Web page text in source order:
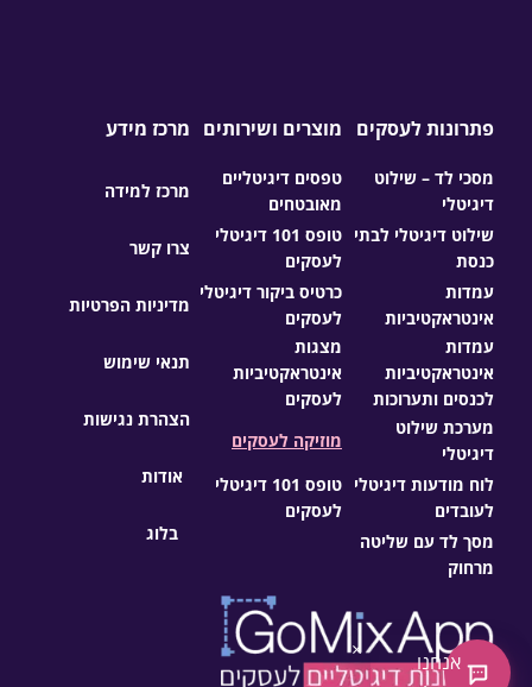
פתרונות לעסקים
מסכי לד – שילוט
דיגיטלי
שילוט דיגיטלי לבתי
כנסת
עמדות
אינטראקטיביות
עמדות
אינטראקטיביות
לכנסים ותערוכות
מערכת שילוט
דיגיטלי
לוח מודעות דיגיטלי
לעובדים
מסך לד עם שליטה
מרחוק
מוצרים ושירותים
טפסים דיגיטליים
מאובטחים
טופס 101 דיגיטלי
לעסקים
כרטיס ביקור דיגיטלי
לעסקים
מצגות
אינטראקטיביות
לעסקים
מוזיקה לעסקים
טופס 101 דיגיטלי
לעסקים
מרכז מידע
מרכז למידה
צרו קשר
מדיניות הפרטיות
תנאי שימוש
הצהרת נגישות
אודות
בלוג
צ'אט חדש
אנחנו
×